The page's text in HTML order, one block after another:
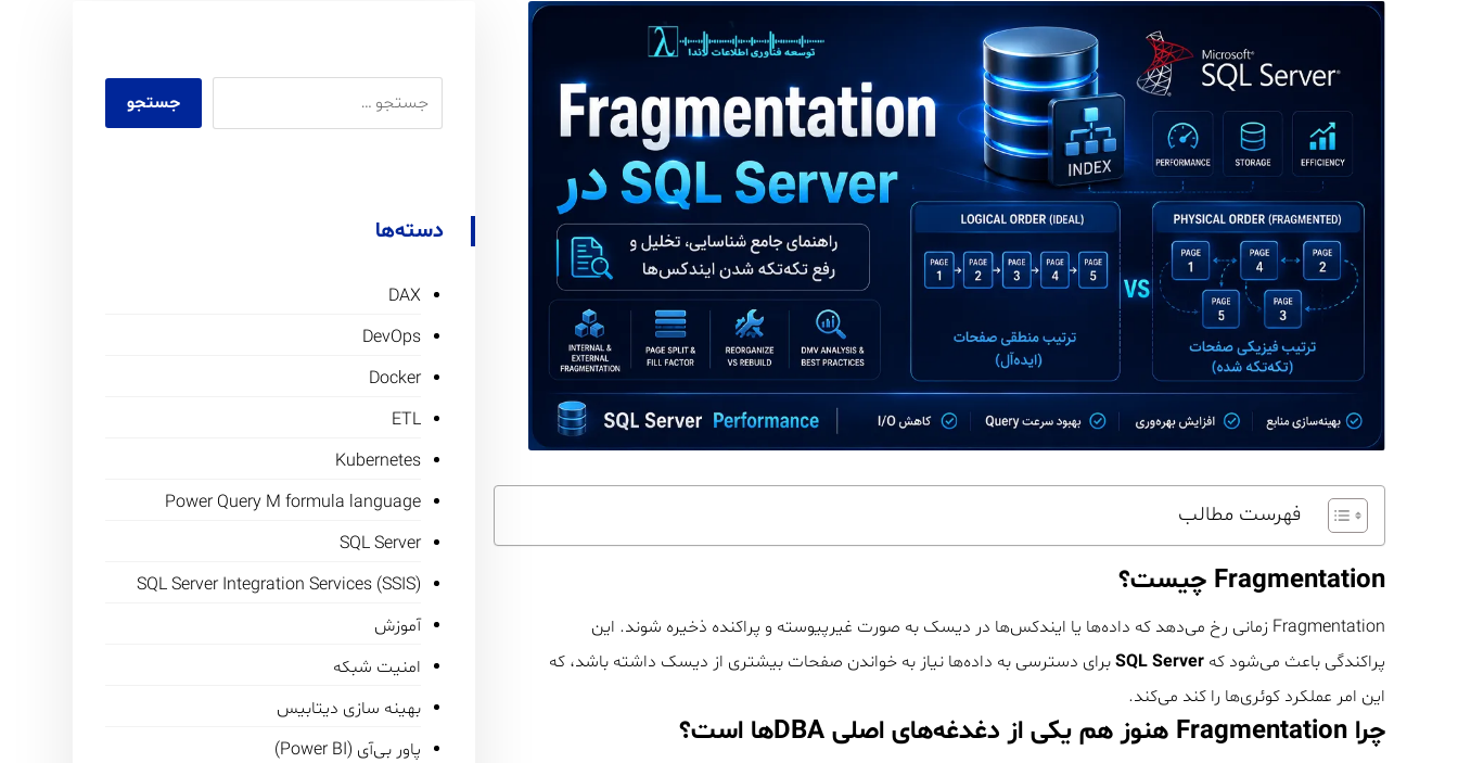
فهرست مطالب
Fragmentation چیست؟
Fragmentation زمانی رخ می‌دهد که داده‌ها یا ایندکس‌ها در دیسک به صورت غیرپیوسته و پراکنده ذخیره شوند. این
پراکندگی باعث می‌شود کهSQL Serverبرای دسترسی به داده‌ها نیاز به خواندن صفحات بیشتری از دیسک داشته باشد، که
این امر عملکرد کوئری‌ها را کند می‌کند.
چرا Fragmentation هنوز هم یکی از دغدغه‌های اصلی DBAها است؟
دسته‌ها
DAX
DevOps
Docker
ETL
Kubernetes
Power Query M formula language
SQL Server
SQL Server Integration Services (SSIS)
آموزش
امنیت شبکه
بهینه سازی دیتابیس
پاور بی‌آی (Power BI)